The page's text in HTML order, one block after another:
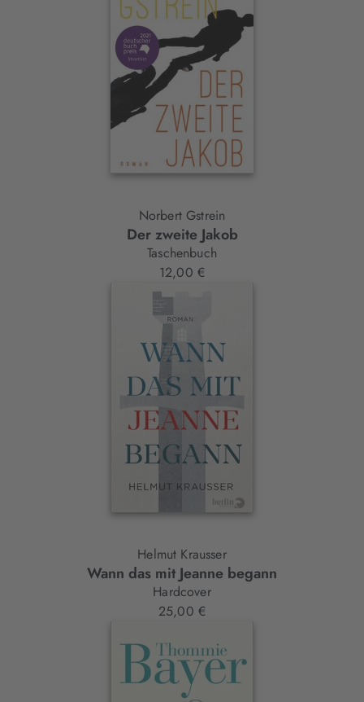
Norbert Gstrein
Der zweite Jakob
Taschenbuch
12,00 €
Helmut Krausser
Wann das mit Jeanne begann
Hardcover
25,00 €